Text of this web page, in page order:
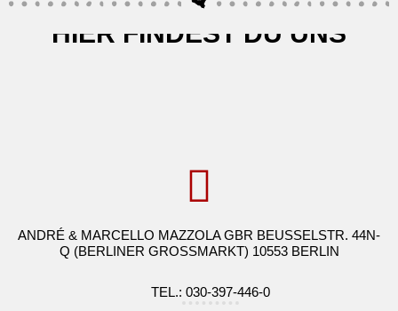
HIER FINDEST DU UNS
ANDRÉ & MARCELLO MAZZOLA GBR BEUSSELSTR. 44N-
Q (BERLINER GROSSMARKT) 10553 BERLIN
TEL.: 030-397-446-0